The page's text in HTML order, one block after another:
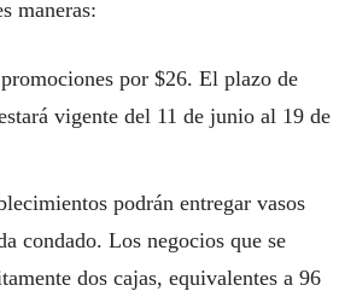
maneras:
por $26. El plazo de
vigente del 11 de junio al 19 de
podrán entregar vasos
condado. Los negocios que se
dos cajas, equivalentes a 96